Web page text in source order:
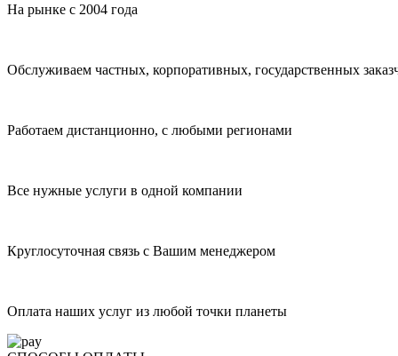
На рынке с 2004 года
Обслуживаем частных, корпоративных, государственных
Работаем дистанционно, с любыми регионами
Все нужные услуги в одной компании
Круглосуточная связь с Вашим менеджером
Оплата наших услуг из любой точки планеты